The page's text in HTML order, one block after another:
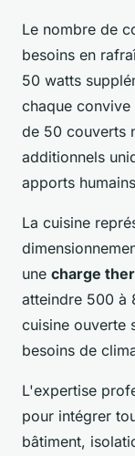
Le nombre de
besoins en
50 watts
chaque convive
de 50 couverts
additionnels
apports
La cuisine
une charge
atteindre 500 à
cuisine ouverte
besoins de
L'expertise
pour intégrer
bâtiment,